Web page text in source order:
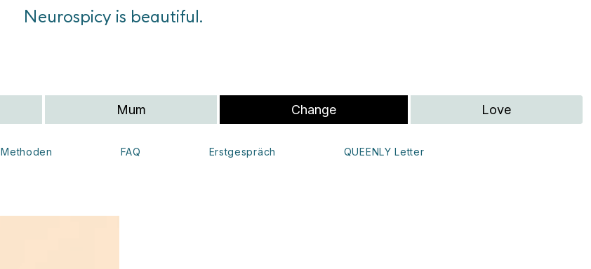
Neurospicy is beautiful.
Mum Change Love
Methoden FAQ Erstgespräch QUEENLY Letter